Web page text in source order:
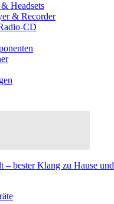
Headsets
& Recorder
CD
– bester Klang zu Hause und